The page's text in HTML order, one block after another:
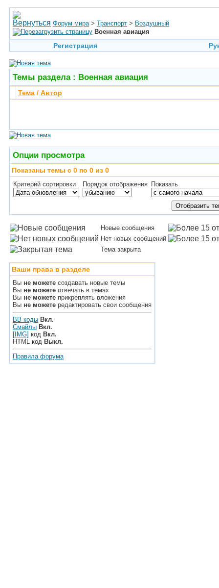
Форум мира > Транспорт > Воздушный
Военная авиация
Регистрация
Темы раздела: Военная авиация
Тема / Автор
Опции просмотра
Показаны темы с 0 по 0 из 0
Критерий сортировки Порядок отображения Показать
Новые сообщения
Нет новых сообщений
Тема закрыта
Ваши права в разделе
Вы не можете создавать новые темы
Вы не можете отвечать в темах
Вы не можете прикреплять вложения
Вы не можете редактировать свои сообщения
BB коды Вкл.
Смайлы Вкл.
[IMG] код Вкл.
HTML код Выкл.
Правила форума